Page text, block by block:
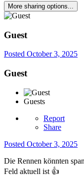
More sharing options...
Guest
Posted October 3, 2025
Guest
Guests
Report
Share
Posted October 3, 2025
Die Rennen könnten
Feld aktuell ist 👍